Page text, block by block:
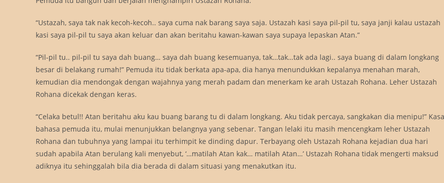
“Ustazah, saya tak nak kecoh-kecoh.. saya cuma nak barang saya saja. Ustazah kasi saya pil-pil tu, saya janji kalau ustazah
kasi saya pil-pil tu saya akan keluar dan akan beritahu kawan-kawan saya supaya lepaskan Atan.”
“Pil-pil tu.. pil-pil tu saya dah buang… saya dah buang kesemuanya, tak…tak…tak ada lagi.. saya buang di dalam longkang
besar di belakang rumah!” Pemuda itu tidak berkata apa-apa, dia hanya menundukkan kepalanya menahan marah,
kemudian dia mendongak dengan wajahnya yang merah padam dan menerkam ke arah Ustazah Rohana. Leher Ustazah
Rohana dicekak dengan keras.
“Celaka betul!! Atan beritahu aku kau buang barang tu di dalam longkang. Aku tidak percaya, sangkakan dia menipu!”
bahasa pemuda itu, mulai menunjukkan belangnya yang sebenar. Tangan lelaki itu masih mencengkam leher Ustazah
Rohana dan tubuhnya yang lampai itu terhimpit ke dinding dapur. Terbayang oleh Ustazah Rohana kejadian dua hari
sudah apabila Atan berulang kali menyebut, ‘…matilah Atan kak… matilah Atan…’ Ustazah Rohana tidak mengerti maksud
adiknya itu sehinggalah bila dia berada di dalam situasi yang menakutkan itu.